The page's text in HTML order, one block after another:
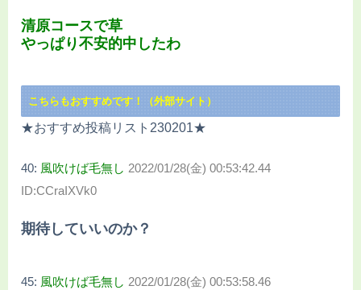
清原コースで草
やっぱり不安的中したわ
こちらもおすすめです！（外部サイト）
★おすすめ投稿リスト230201★
40: 風吹けば毛無し 2022/01/28(金) 00:53:42.44
ID:CCraIXVk0
期待していいのか？
45: 風吹けば毛無し 2022/01/28(金) 00:53:58.46